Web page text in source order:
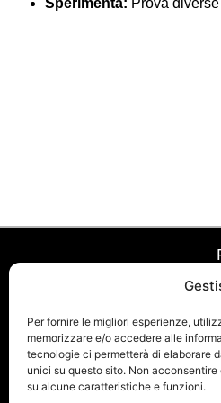
Per fornire le migliori esperienze,
memorizzare e/o accedere alle
tecnologie ci permetterà di elaborare
unici su questo sito. Non
su alcune caratteristiche e funzioni.